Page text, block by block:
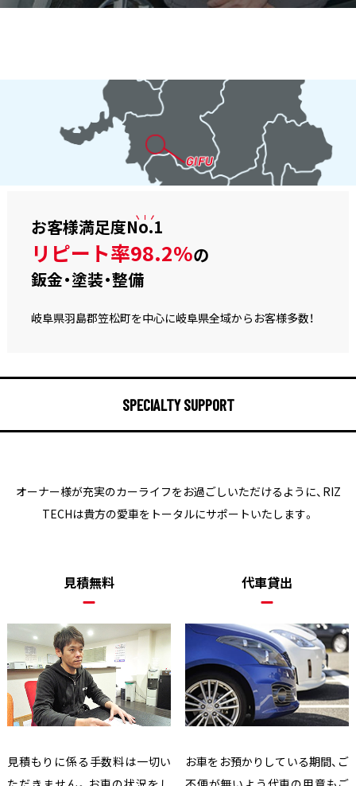
お客様満足度No.1
リピート率98.2%の
鈑金・塗装・整備
岐阜県羽島郡笠松町を中心に岐阜県全域からお客様多数！
SPECIALTY SUPPORT
オーナー様が充実のカーライフをお過ごしいただけるように、 RIZ
TECHは貴方の愛車をトータルにサポートいたします。
見積無料
見積もりに係る手数料は一切い
代車貸出
お車をお預かりしている期間、ご